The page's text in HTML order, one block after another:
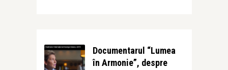
Documentarul “Lumea
în Armonie”, despre